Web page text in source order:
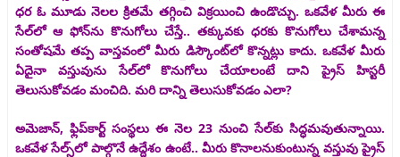
ధర ఓ మూడు నెలల క్రితమే తగ్గించి విక్రయించి ఉండొచ్చు. ఒకవేళ మీరు ఈ
సేల్‌లో ఆ ఫోన్‌ను కొనుగోలు చేస్తే.. తక్కువకు ధరకు కొనుగోలు చేశామన్న
సంతోషమే తప్ప వాస్తవంలో మీరు డిస్కౌంట్‌లో కొన్నట్లు కాదు. ఒకవేళ మీరు
ఏదైనా వస్తువును సేల్‌లో కొనుగోలు చేయాలంటే దాని ప్రైస్‌ హిస్టరీ
తెలుసుకోవడం మంచిది. మరి దాన్ని తెలుసుకోవడం ఎలా?
అమెజాన్‌, ఫ్లిప్‌కార్ట్‌ సంస్థలు ఈ నెల 23 నుంచి సేల్‌కు సిద్ధమవుతున్నాయి.
ఒకవేళ సేల్స్‌లో పాల్గొనే ఉద్దేశం ఉంటే.. మీరు కొనాలనుకుంటున్న వస్తువు ప్రైస్‌